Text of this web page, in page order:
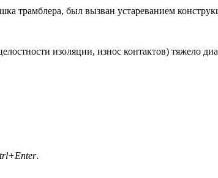
трамблера, был вызван устареванием
изоляции, износ контактов) тяжело
.